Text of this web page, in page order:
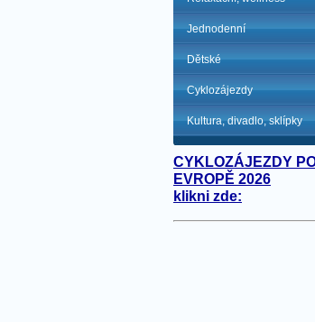
Jednodenní
Dětské
Cyklozájezdy
Kultura, divadlo, sklípky
CYKLOZÁJEZDY
EVROPĚ 2026
klikni zde: